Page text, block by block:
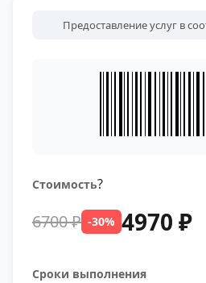
Предоставление услуг в
Стоимость?
6700 ₽ -30% 4970 ₽
Сроки выполнения